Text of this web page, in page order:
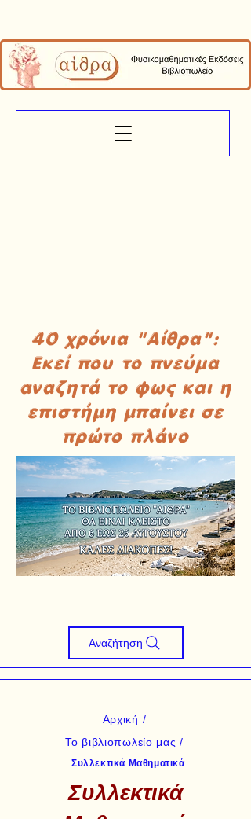
40 χρόνια "Αίθρα":
Εκεί που το πνεύμα
αναζητά το φως και η
επιστήμη μπαίνει σε
πρώτο πλάνο
Αναζήτηση
Αρχική /
Το βιβλιοπωλείο μας /
Συλλεκτικά Μαθηματικά
Συλλεκτικά